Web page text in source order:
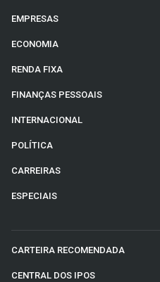
EMPRESAS
ECONOMIA
RENDA FIXA
FINANÇAS PESSOAIS
INTERNACIONAL
POLÍTICA
CARREIRAS
ESPECIAIS
CARTEIRA RECOMENDADA
CENTRAL DOS IPOS